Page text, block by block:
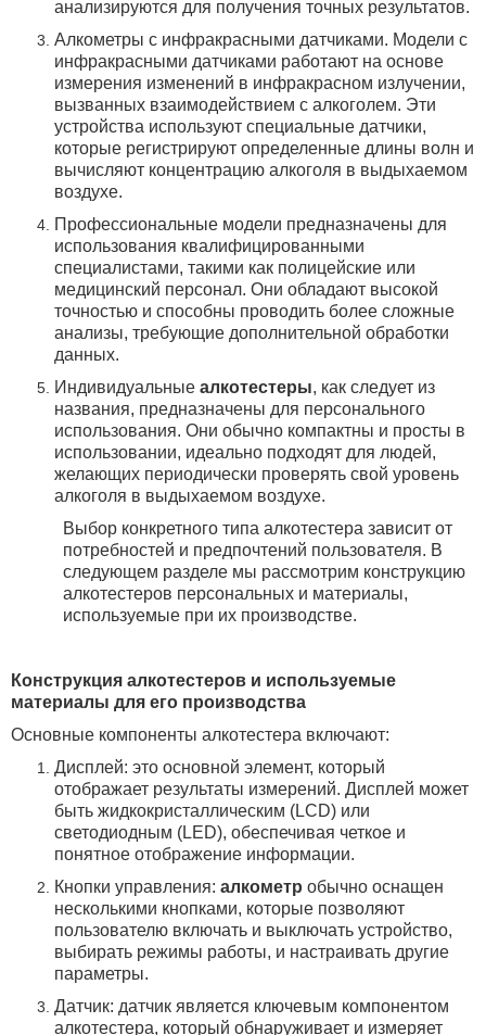
анализируются для получения точных результатов.
Алкометры с инфракрасными датчиками. Модели с
инфракрасными датчиками работают на основе
измерения изменений в инфракрасном излучении,
вызванных взаимодействием с алкоголем. Эти
устройства используют специальные датчики,
которые регистрируют определенные длины волн и
вычисляют концентрацию алкоголя в выдыхаемом
воздухе.
Профессиональные модели предназначены для
использования квалифицированными
специалистами, такими как полицейские или
медицинский персонал. Они обладают высокой
точностью и способны проводить более сложные
анализы, требующие дополнительной обработки
данных.
Индивидуальные алкотестеры, как следует из
названия, предназначены для персонального
использования. Они обычно компактны и просты в
использовании, идеально подходят для людей,
желающих периодически проверять свой уровень
алкоголя в выдыхаемом воздухе.
Выбор конкретного типа алкотестера зависит от
потребностей и предпочтений пользователя. В
следующем разделе мы рассмотрим конструкцию
алкотестеров персональных и материалы,
используемые при их производстве.
Конструкция алкотестеров и используемые
материалы для его производства
Основные компоненты алкотестера включают:
Дисплей: это основной элемент, который
отображает результаты измерений. Дисплей может
быть жидкокристаллическим (LCD) или
светодиодным (LED), обеспечивая четкое и
понятное отображение информации.
Кнопки управления: алкометр обычно оснащен
несколькими кнопками, которые позволяют
пользователю включать и выключать устройство,
выбирать режимы работы, и настраивать другие
параметры.
Датчик: датчик является ключевым компонентом
алкотестера, который обнаруживает и измеряет